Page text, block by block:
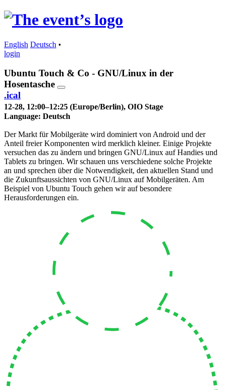
English Deutsch •
login
Ubuntu Touch & Co - GNU/Linux in der
Hosentasche
.ical
12-28, 12:00–12:25 (Europe/Berlin), OIO Stage
Language: Deutsch
Der Markt für Mobilgeräte wird dominiert von Android und der
Anteil freier Komponenten wird merklich kleiner. Einige Projekte
versuchen das zu ändern und bringen GNU/Linux auf Handies und
Tablets zu bringen. Wir schauen uns verschiedene solche Projekte
an und sprechen über die Notwendigkeit, den aktuellen Stand und
die Zukunftsaussichten von GNU/Linux auf Mobilgeräten. Am
Beispiel von Ubuntu Touch gehen wir auf besondere
Herausforderungen ein.